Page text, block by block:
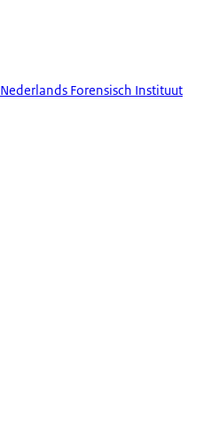
Nederlands Forensisch Instituut